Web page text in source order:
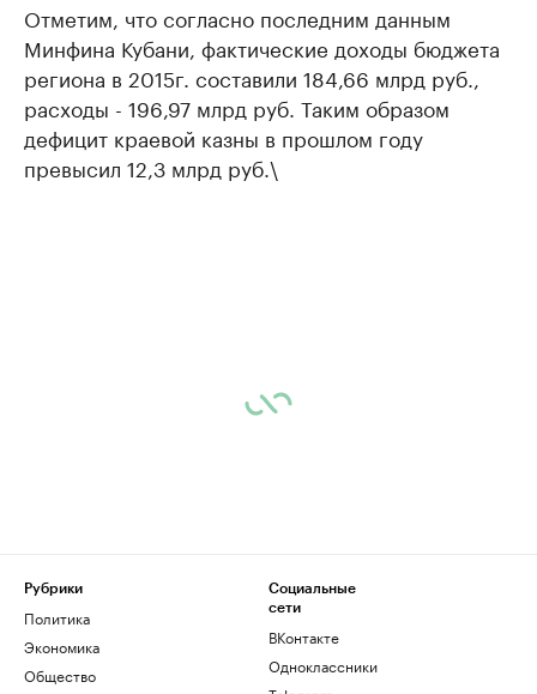
Отметим, что согласно последним данным
Минфина Кубани, фактические доходы бюджета
региона в 2015г. составили 184,66 млрд руб.,
расходы - 196,97 млрд руб. Таким образом
дефицит краевой казны в прошлом году
превысил 12,3 млрд руб.\
Рубрики
Политика
Экономика
Общество
Социальные
сети
ВКонтакте
Одноклассники